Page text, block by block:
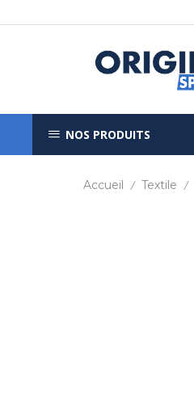
NOS PRODUITS
Accueil / Textile /